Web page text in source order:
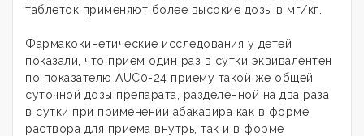
таблеток применяют более высокие дозы в мг/кг.
Фармакокинетические исследования у детей
показали, что прием один раз в сутки эквивалентен
по показателю AUC0-24 приему такой же общей
суточной дозы препарата, разделенной на два раза
в сутки при применении абакавира как в форме
раствора для приема внутрь, так и в форме